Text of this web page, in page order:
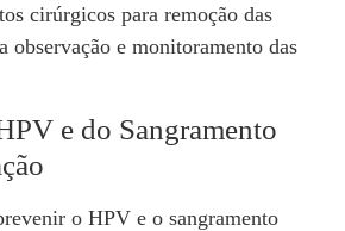
cirúrgicos para remoção das
observação e monitoramento das
e do Sangramento
o HPV e o sangramento